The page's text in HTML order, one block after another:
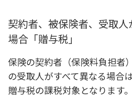
契約者、被保険者、受取
場合「贈与税」
保険の契約者（保険料負担者
の受取人がすべて異なる場合
贈与税の課税対象となります